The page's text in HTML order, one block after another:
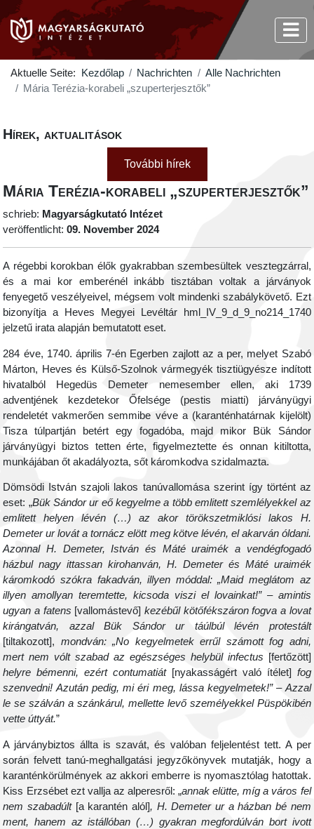
Aktuelle Seite: Kezdőlap Nachrichten
Alle Nachrichten
Mária Terézia-korabeli „szuperterjesztők”
Hírek, aktualitások
További hírek
Mária Terézia-korabeli „szuperterjesztők”
schrieb: Magyarságkutató Intézet
veröffentlicht:09. November 2024
A régebbi korokban élők gyakrabban szembesültek vesztegzárral,
és a mai kor emberénél inkább tisztában voltak a járványok
fenyegető veszélyeivel, mégsem volt mindenki szabálykövető. Ezt
bizonyítja a Heves Megyei Levéltár hml_IV_9_d_9_no214_1740
jelzetű irata alapján bemutatott eset.
284 éve, 1740. április 7-én Egerben zajlott az a per, melyet Szabó
Márton, Heves és Külső-Szolnok vármegyék tisztiügyésze indított
hivatalból Hegedüs Demeter nemesember ellen, aki 1739
adventjének kezdetekor Őfelsége (pestis miatti) járványügyi
rendeletét vakmerően semmibe véve a (karanténhatárnak kijelölt)
Tisza túlpartján betért egy fogadóba, majd mikor Bük Sándor
járványügyi biztos tetten érte, figyelmeztette és onnan kitiltotta,
munkájában őt akadályozta, sőt káromkodva szidalmazta.
Dömsödi István szajoli lakos tanúvallomása szerint így történt az
eset: „Bük Sándor ur eő kegyelme a több emlitett szemlélyekkel az
emlitett helyen lévén (…) az akor törökszetmiklósi lakos H.
Demeter ur lovát a tornácz elött meg kötve lévén, el akarván óldani.
Azonnal H. Demeter, István és Máté uraimék a vendégfogadó
házbul nagy ittassan kirohanván, H. Demeter és Máté uraimék
káromkodó szókra fakadván, illyen móddal: „Maid meglátom az
illyen amollyan teremtette, kicsoda viszi el lovainkat!” – amintis
ugyan a fatens [vallomástevő]kezébűl kötőfékszáron fogva a lovat
kirángatván, azzal Bük Sándor ur táúlbúl lévén protestált
[tiltakozott], mondván: „No kegyelmetek errűl számott fog adni,
mert nem vólt szabad az egészséges helybül infectus
[fertőzött]
helyre bémenni, ezért contumatiát [nyakasságért való ítélet] fog
szenvedni! Azután pedig, mi éri meg, lássa kegyelmetek!” – Azzal
le se szálván a szánkárul, mellette levő személyekkel Püspökibén
vette úttyát.”
A járványbiztos állta is szavát, és valóban feljelentést tett. A per
során felvett tanú-meghallgatási jegyzőkönyvek mutatják, hogy a
karanténkörülmények az akkori emberre is nyomasztólag hatottak.
Kiss Erzsébet ezt vallja az alperesről: „annak elütte, míg a város fel
nem szabadúlt [a karantén alól], H. Demeter ur a házban bé nem
ment, hanem az istállóban (…) gyakran megfordúlván bort ivott